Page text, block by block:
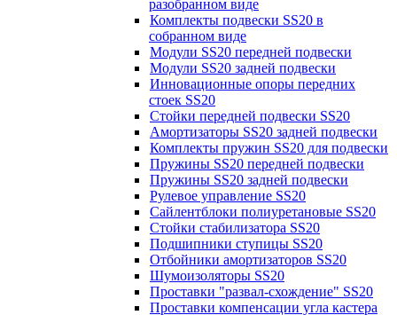
разобранном виде
Комплекты подвески SS20 в
собранном виде
Модули SS20 передней подвески
Модули SS20 задней подвески
Инновационные опоры передних
стоек SS20
Стойки передней подвески SS20
Амортизаторы SS20 задней подвески
Комплекты пружин SS20 для подвески
Пружины SS20 передней подвески
Пружины SS20 задней подвески
Рулевое управление SS20
Сайлентблоки полиуретановые SS20
Стойки стабилизатора SS20
Подшипники ступицы SS20
Отбойники амортизаторов SS20
Шумоизоляторы SS20
Проставки "развал-схождение" SS20
Проставки компенсации угла кастера